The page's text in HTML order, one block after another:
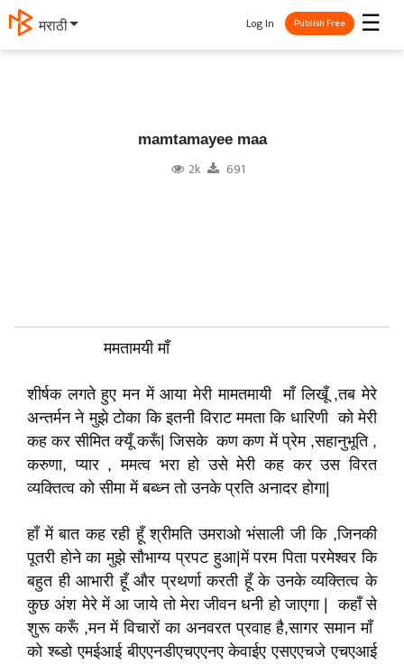
தமிழ் ☰
Log In Publish Free
mamtamayee maa
2k 691
ममतामयी माँ
शीर्षक लगते हुए मन में आया मेरी मामतमायी माँ लिखूँ ,तब मेरे
अन्तर्मन ने मुझे टोका कि इतनी विराट ममता कि धारिणी को मेरी
कह कर सीमित क्यूँ करूँ| जिसके कण कण में प्रेम ,सहानुभूति ,
करुणा, प्यार , ममत्व भरा हो उसे मेरी कह कर उस विरत
व्यक्तित्व को सीमा में बब्ध्न तो उनके प्रति अनादर होगा|
हाँ में बात कह रही हूँ श्रीमति उमराओ भंसाली जी कि ,जिनकी
पूतरी होने का मुझे सौभाग्य प्रपट हुआ|में परम पिता परमेश्वर कि
बहुत ही आभारी हूँ और प्रथर्णा करती हूँ के उनके व्यक्तित्व के
कुछ अंश मेरे में आ जाये तो मेरा जीवन धनी हो जाएगा | कहाँ से
शुरू करूँ ,मन में विचारों का अनवरत प्रवाह है,सागर समान माँ
को श्ब्डो एमईआई बीएएनडीएचएएनए केवाईए एसएएचजे एचएआई